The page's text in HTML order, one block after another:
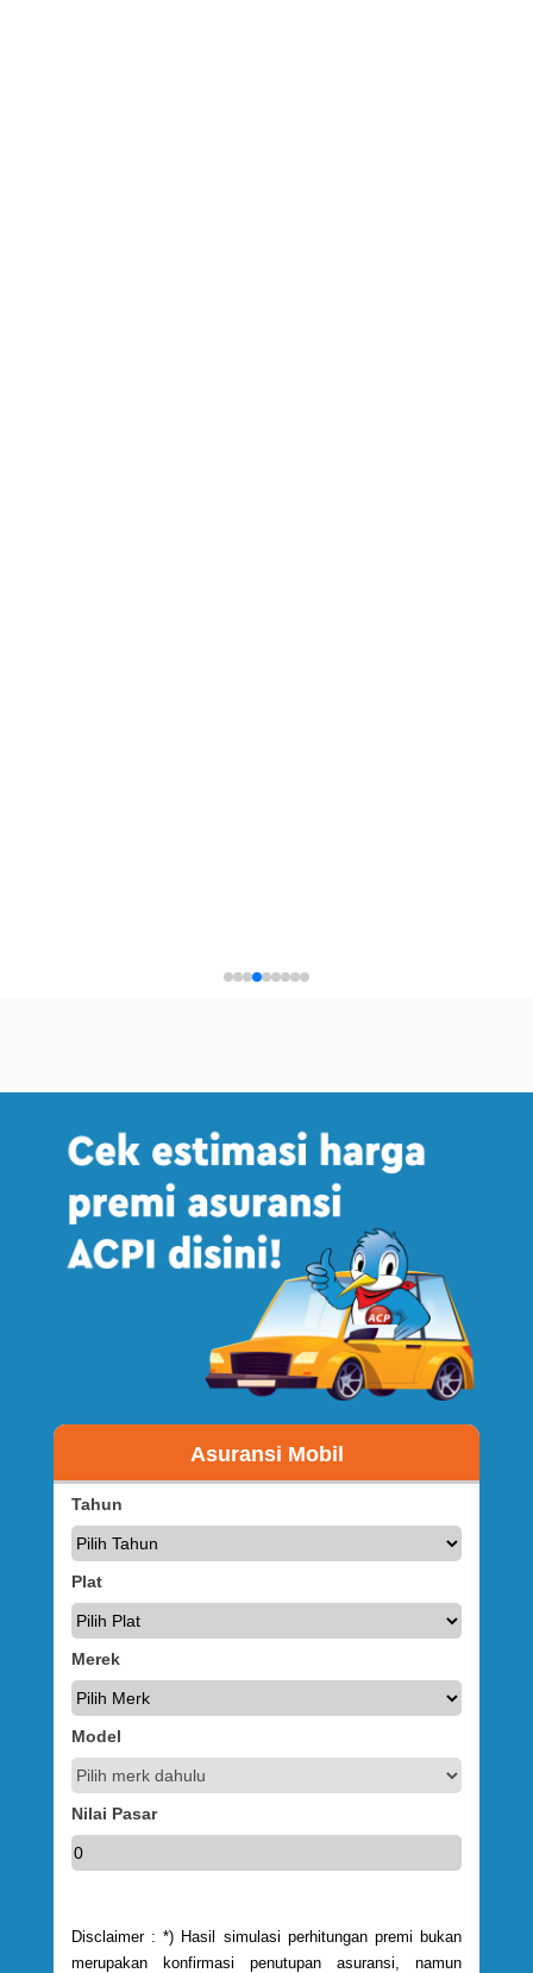
Asuransi Mobil
Tahun
Plat
Merek
Model
Nilai Pasar
Disclaimer : *) Hasil simulasi perhitungan premi bukan
merupakan konfirmasi penutupan asuransi, namun